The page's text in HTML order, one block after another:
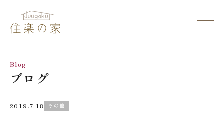
ブログ
Blog
2019.7.18 その他